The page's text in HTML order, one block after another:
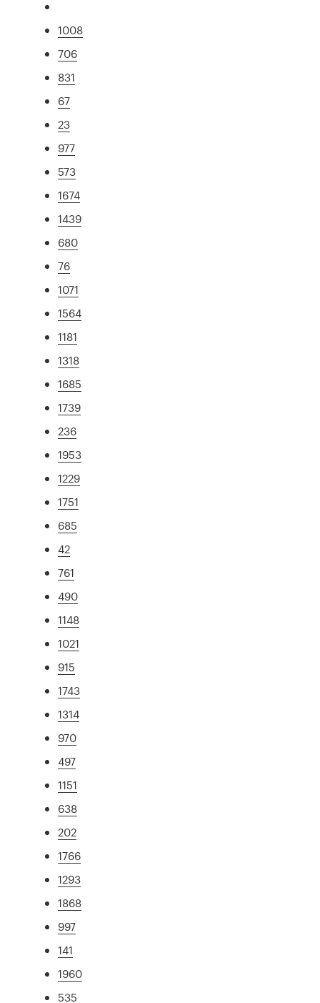
1008
706
831
67
23
977
573
1674
1439
680
76
1071
1564
1181
1318
1685
1739
236
1953
1229
1751
685
42
761
490
1148
1021
915
1743
1314
970
497
1151
638
202
1766
1293
1868
997
141
1960
535